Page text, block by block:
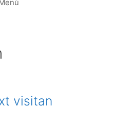
visitan